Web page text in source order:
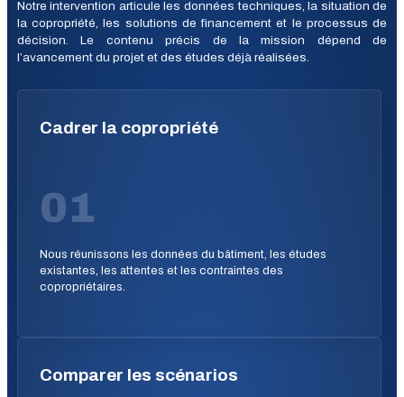
Notre intervention articule les données techniques, la situation de
la copropriété, les solutions de financement et le processus de
décision. Le contenu précis de la mission dépend de
l’avancement du projet et des études déjà réalisées.
Cadrer la copropriété
01
Nous réunissons les données du bâtiment, les études
existantes, les attentes et les contraintes des
copropriétaires.
Comparer les scénarios